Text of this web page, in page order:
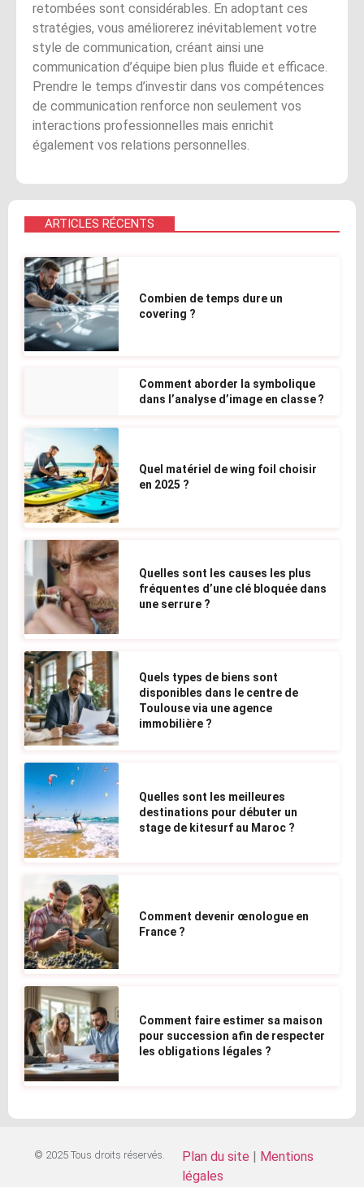
retombées sont considérables. En adoptant ces
stratégies, vous améliorerez inévitablement votre
style de communication, créant ainsi une
communication d’équipe bien plus fluide et efficace.
Prendre le temps d’investir dans vos compétences
de communication renforce non seulement vos
interactions professionnelles mais enrichit
également vos relations personnelles.
ARTICLES RÉCENTS
Combien de temps dure un
covering ?
Comment aborder la symbolique
dans l’analyse d’image en classe ?
Quel matériel de wing foil choisir
en 2025 ?
Quelles sont les causes les plus
fréquentes d’une clé bloquée dans
une serrure ?
Quels types de biens sont
disponibles dans le centre de
Toulouse via une agence
immobilière ?
Quelles sont les meilleures
destinations pour débuter un
stage de kitesurf au Maroc ?
Comment devenir œnologue en
France ?
Comment faire estimer sa maison
pour succession afin de respecter
les obligations légales ?
© 2025 Tous droits réservés. Plan du site | Mentions
légales